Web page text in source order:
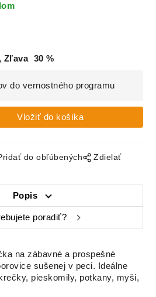
Zľava 30 %
do vernostného programu
do obľúbených Zdielať
Popis
poradiť?
na zábavné a prospešné
sušenej v peci.
Ideálne
pieskomily, potkany, myši,